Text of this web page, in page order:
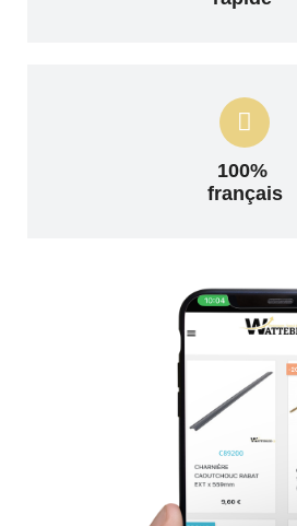
100%
français